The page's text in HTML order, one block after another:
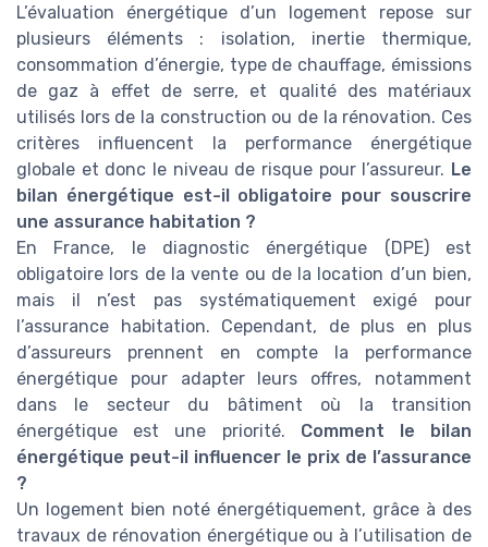
L’évaluation énergétique d’un logement repose sur
plusieurs éléments : isolation, inertie thermique,
consommation d’énergie, type de chauffage, émissions
de gaz à effet de serre, et qualité des matériaux
utilisés lors de la construction ou de la rénovation. Ces
critères influencent la performance énergétique
globale et donc le niveau de risque pour l’assureur. Le
bilan énergétique est-il obligatoire pour souscrire
une assurance habitation ?
En France, le diagnostic énergétique (DPE) est
obligatoire lors de la vente ou de la location d’un bien,
mais il n’est pas systématiquement exigé pour
l’assurance habitation. Cependant, de plus en plus
d’assureurs prennent en compte la performance
énergétique pour adapter leurs offres, notamment
dans le secteur du bâtiment où la transition
énergétique est une priorité. Comment le bilan
énergétique peut-il influencer le prix de l’assurance
?
Un logement bien noté énergétiquement, grâce à des
travaux de rénovation énergétique ou à l’utilisation de